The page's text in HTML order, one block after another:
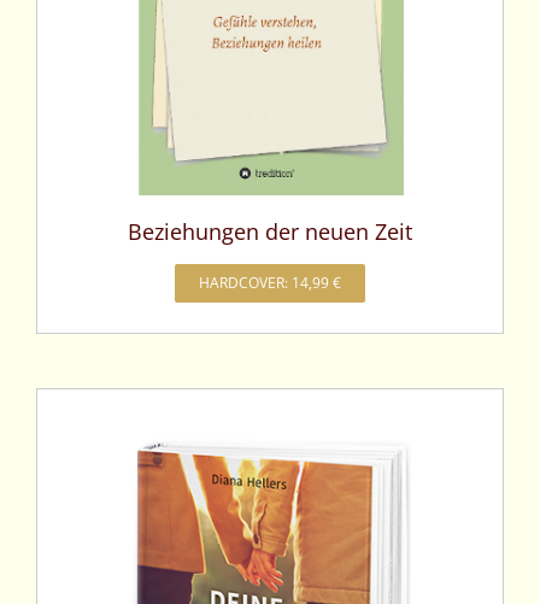
Beziehungen der neuen Zeit
HARDCOVER: 14,99 €